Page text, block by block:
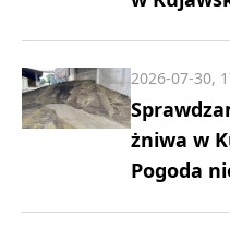
żniwa w
Pogoda
2026-07-30,